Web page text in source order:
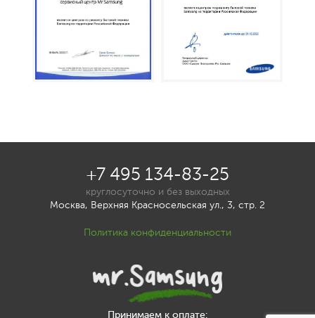
Принимаем к оплате:
+7 495 134-83-25
круглосуточно и без выходных
Москва, Верхняя Красносельская ул., 3, стр. 2
Политика конфиденциальности